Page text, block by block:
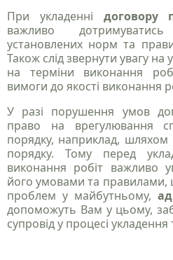
При укладенні договору
важливо
установлених норм та
Також слід звернути увагу
на терміни виконання
вимоги до якості виконання
У разі порушення умов
право на врегулювання
порядку, наприклад, шляхом
порядку. Тому перед
виконання робіт важливо
його умовами та
проблем у майбутньому,
допоможуть Вам у цьому,
супровід у процесі